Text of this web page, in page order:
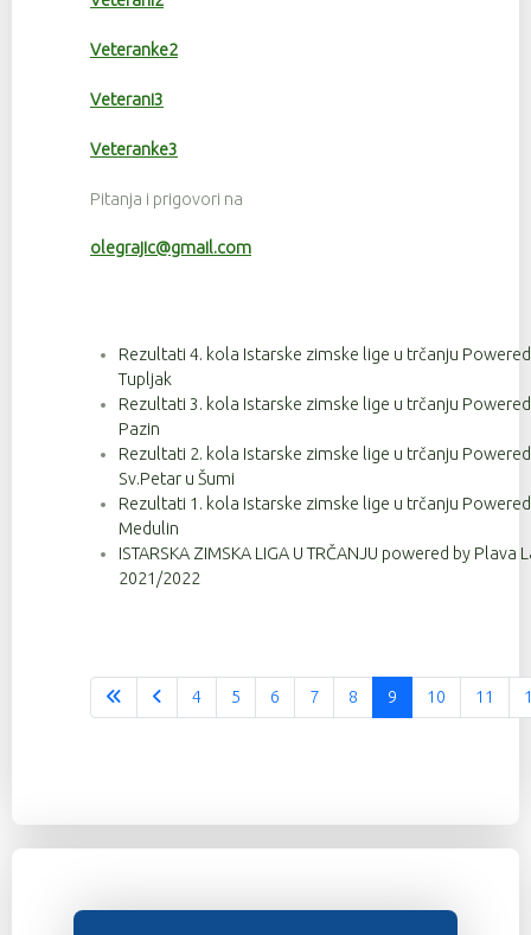
Veteranke2
Veterani3
Veteranke3
Pitanja i prigovori na
olegrajic@gmail.com
Rezultati 4. kola Istarske zimske lige u trčanju
Tupljak
Rezultati 3. kola Istarske zimske lige u trčanju
Pazin
Rezultati 2. kola Istarske zimske lige u trčanju
Sv.Petar u Šumi
Rezultati 1. kola Istarske zimske lige u trčanju
Medulin
ISTARSKA ZIMSKA LIGA U TRČANJU powered by Plava
2021/2022
4 5 6 7 8 9 10 11